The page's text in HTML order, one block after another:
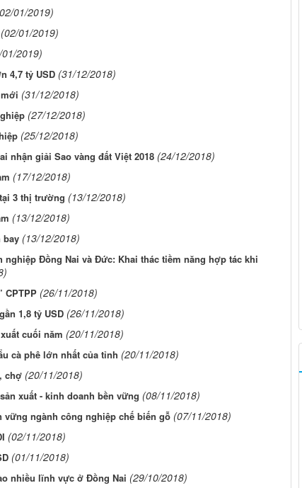
01/2019)
(02/01/2019)
2019)
4,7 tỷ USD (31/12/2018)
(31/12/2018)
(27/12/2018)
(25/12/2018)
nhận giải Sao vàng đất Việt 2018 (24/12/2018)
(17/12/2018)
3 thị trường (13/12/2018)
(13/12/2018)
bay (13/12/2018)
Đồng Nai và Đức: Khai thác tiềm năng hợp tác khi
CPTPP (26/11/2018)
1,8 tỷ USD (26/11/2018)
cuối năm (20/11/2018)
cà phê lớn nhất của tỉnh (20/11/2018)
chợ (20/11/2018)
xuất - kinh doanh bền vững (08/11/2018)
vững ngành công nghiệp chế biến gỗ (07/11/2018)
(02/11/2018)
(01/11/2018)
nhiều lĩnh vực ở Đồng Nai (29/10/2018)